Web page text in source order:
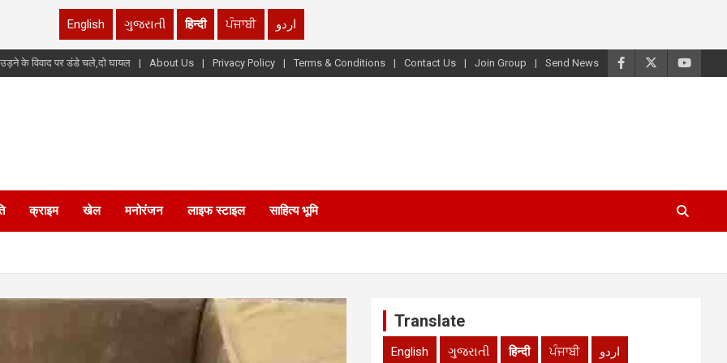
English ગુજરાતી हिन्दी ਪੰਜਾਬੀ اردو
के विवाद पर डंडे चले,दो घायल About Us Privacy Policy Terms & Conditions Contact Us Join Group Send News
क्राइम खेल मनोरंजन लाइफ स्टाइल साहित्य भूमि
Translate
English ગુજરાતી हिन्दी ਪੰਜਾਬੀ اردو